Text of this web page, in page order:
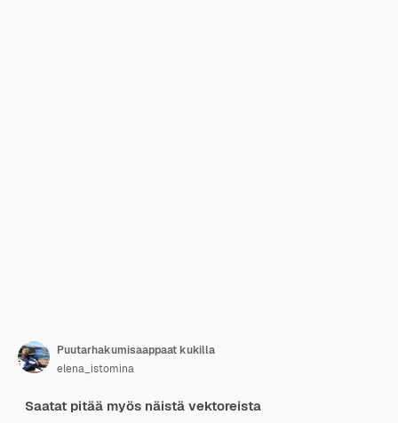
Puutarhakumisaappaat kukilla
elena_istomina
Saatat pitää myös näistä vektoreista